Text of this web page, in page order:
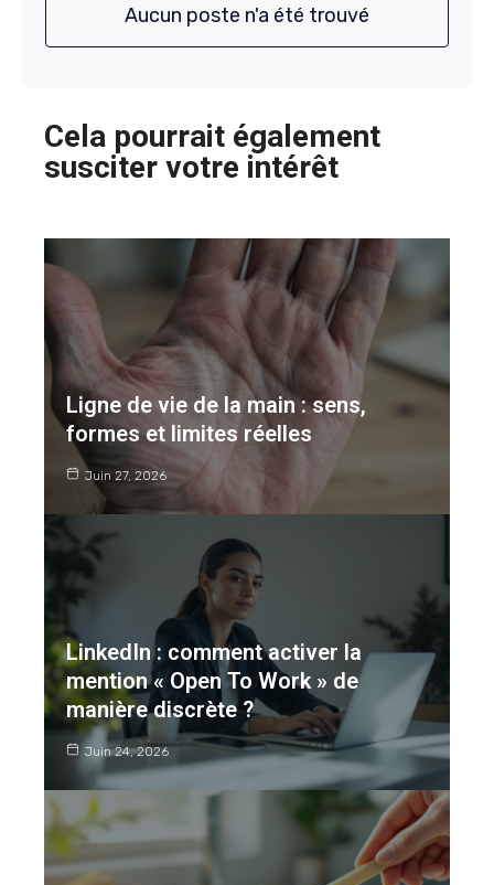
Aucun poste n'a été trouvé
Cela pourrait également
susciter votre intérêt
Ligne de vie de la main : sens,
formes et limites réelles
Juin 27, 2026
LinkedIn : comment activer la
mention « Open To Work » de
manière discrète ?
Juin 24, 2026